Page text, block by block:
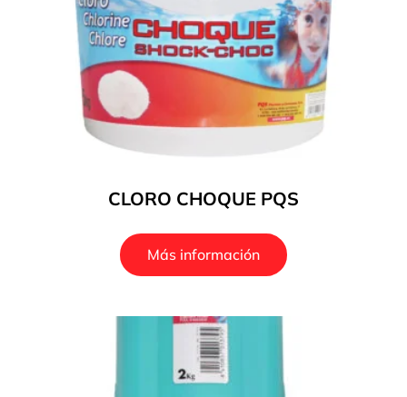
CLORO CHOQUE PQS
Más información